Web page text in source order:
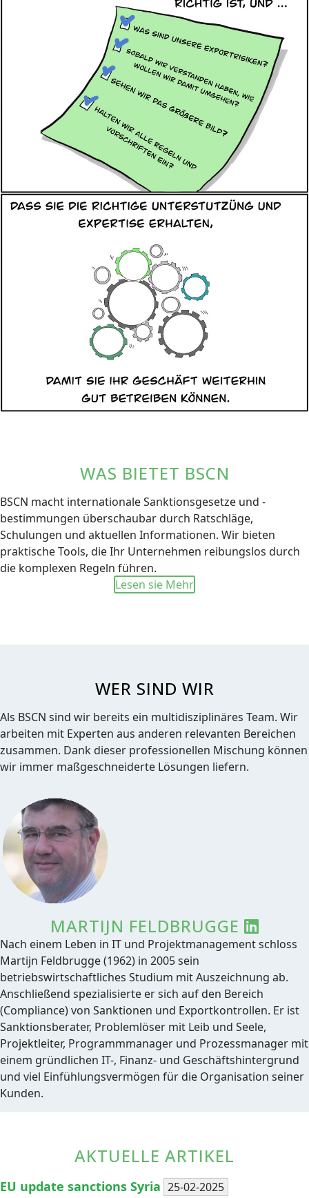
WAS BIETET BSCN
BSCN macht internationale Sanktionsgesetze und -
bestimmungen überschaubar durch Ratschläge,
Schulungen und aktuellen Informationen. Wir bieten
praktische Tools, die Ihr Unternehmen reibungslos durch
die komplexen Regeln führen.
Lesen sie Mehr
WER SIND WIR
Als BSCN sind wir bereits ein multidisziplinäres Team. Wir
arbeiten mit Experten aus anderen relevanten Bereichen
zusammen. Dank dieser professionellen Mischung können
wir immer maßgeschneiderte Lösungen liefern.
MARTIJN FELDBRUGGE
Nach einem Leben in IT und Projektmanagement schloss
Martijn Feldbrugge (1962) in 2005 sein
betriebswirtschaftliches Studium mit Auszeichnung ab.
Anschließend spezialisierte er sich auf den Bereich
(Compliance) von Sanktionen und Exportkontrollen. Er ist
Sanktionsberater, Problemlöser mit Leib und Seele,
Projektleiter, Programmmanager und Prozessmanager mit
einem gründlichen IT-, Finanz- und Geschäftshintergrund
und viel Einfühlungsvermögen für die Organisation seiner
Kunden.
AKTUELLE ARTIKEL
EU update sanctions Syria 25-02-2025